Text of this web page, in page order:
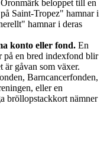
beloppet till en
Saint-Tropez" hamnar i
hamnar i deras
konto eller fond. En
på en bred indexfond blir
är gåvan som växer.
Barncancerfonden,
eller en
bröllops­tackkort nämner